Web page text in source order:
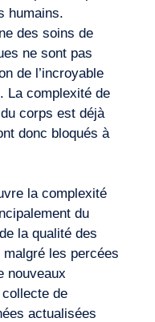
humains.
des soins de
ne sont pas
de l’incroyable
La complexité de
corps est déjà
donc bloqués à
la complexité
du
la qualité des
les percées
nouveaux
de
actualisées